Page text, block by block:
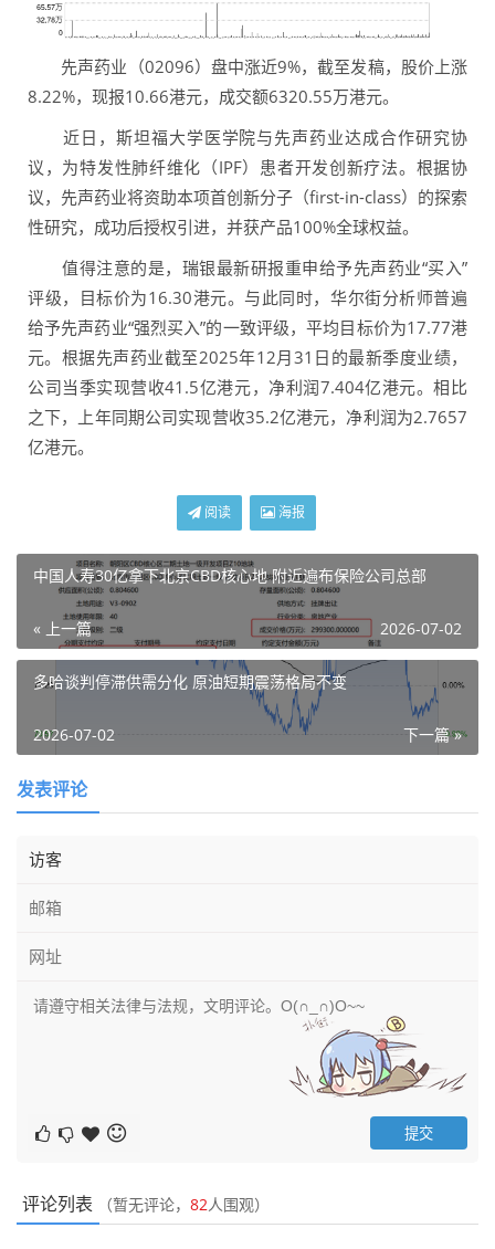
先声药业（02096）盘中涨近9%，截至发稿，股价上涨
8.22%，现报10.66港元，成交额6320.55万港元。
近日，斯坦福大学医学院与先声药业达成合作研究协
议，为特发性肺纤维化（IPF）患者开发创新疗法。根据协
议，先声药业将资助本项首创新分子（first-in-class）的探索
性研究，成功后授权引进，并获产品100%全球权益。
值得注意的是，瑞银最新研报重申给予先声药业“买入”
评级，目标价为16.30港元。与此同时，华尔街分析师普遍
给予先声药业“强烈买入”的一致评级，平均目标价为17.77港
元。根据先声药业截至2025年12月31日的最新季度业绩，
公司当季实现营收41.5亿港元，净利润7.404亿港元。相比
之下，上年同期公司实现营收35.2亿港元，净利润为2.7657
亿港元。
阅读 海报
中国人寿30亿拿下北京CBD核心地 附近遍布保险公司总部
« 上一篇 2026-07-02
多哈谈判停滞供需分化 原油短期震荡格局不变
下一篇 »
2026-07-02
发表评论
评论列表 （暂无评论， 82人围观）